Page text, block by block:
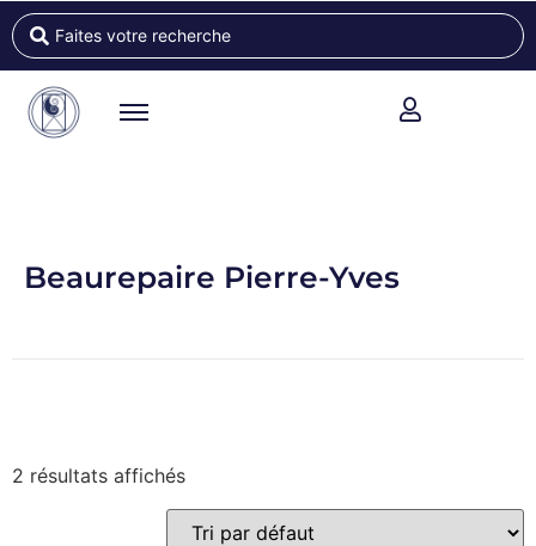
Beaurepaire Pierre-Yves
2 résultats affichés